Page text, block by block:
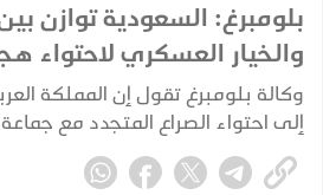
بلومبرغ: السعودية توازن
والخيار العسكري لاحتواء
وكالة بلومبرغ تقول إن المملكة
إلى احتواء الصراع المتجدد مع
الدبلوماسية، في محاولة لمنع
المدعومة من إيران من الإضرار